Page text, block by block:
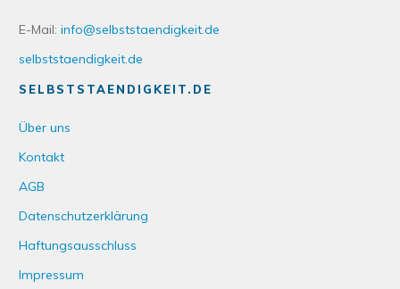
E-Mail: info@selbststaendigkeit.de
selbststaendigkeit.de
SELBSTSTAENDIGKEIT.DE
Über uns
Kontakt
AGB
Datenschutzerklärung
Haftungsausschluss
Impressum